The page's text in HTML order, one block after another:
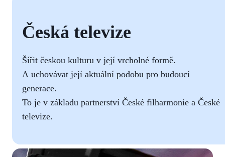
Česká televize
Šířit českou kulturu v její vrcholné formě.
A uchovávat její aktuální podobu pro budoucí
generace.
To je v základu partnerství České filharmonie a České
televize.